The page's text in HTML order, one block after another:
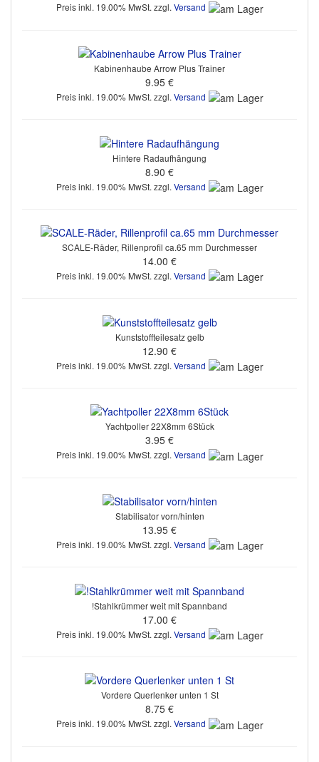
Preis inkl. 19.00% MwSt. zzgl. Versand
Kabinenhaube Arrow Plus Trainer
9.95 €
Preis inkl. 19.00% MwSt. zzgl. Versand
Hintere Radaufhängung
8.90 €
Preis inkl. 19.00% MwSt. zzgl. Versand
SCALE-Räder, Rillenprofil ca.65 mm Durchmesser
14.00 €
Preis inkl. 19.00% MwSt. zzgl. Versand
Kunststoffteilesatz gelb
12.90 €
Preis inkl. 19.00% MwSt. zzgl. Versand
Yachtpoller 22X8mm 6Stück
3.95 €
Preis inkl. 19.00% MwSt. zzgl.Versand
Stabilisator vorn/hinten
13.95 €
Preis inkl. 19.00% MwSt. zzgl. Versand
!Stahlkrümmer weit mit Spannband
17.00 €
Preis inkl. 19.00% MwSt. zzgl. Versand
Vordere Querlenker unten 1 St
8.75 €
Preis inkl. 19.00% MwSt. zzgl.Versand